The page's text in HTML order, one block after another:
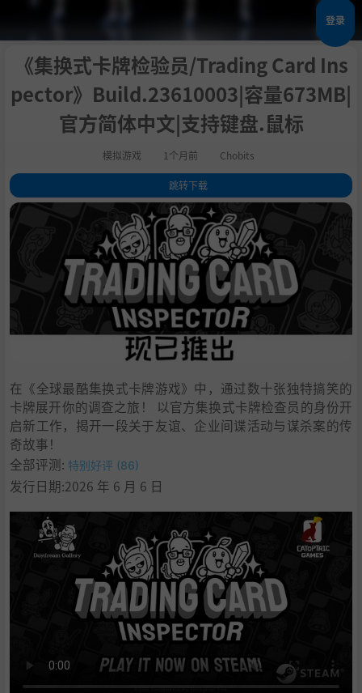
登录
《集换式卡牌检验员/Trading Card Ins
pector》Build.23610003|容量673MB|
官方简体中文|支持键盘.鼠标
模拟游戏 1个月前 Chobits
跳转下载
1.评测
无尽模式
收集它们全部
表达自我
在《全球最酷集换式卡牌游戏》中，通过数十张独特搞笑的
卡牌展开你的调查之旅！ 以官方集换式卡牌检查员的身份开
启新工作，揭开一段关于友谊、企业间谍活动与谋杀案的传
奇故事！
全部评测: 特别好评 (86)
发行日期:2026 年 6 月 6 日